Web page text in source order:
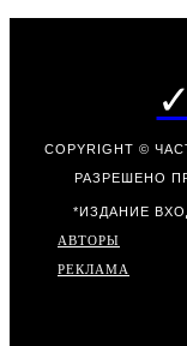
COPYRIGHT ©
РАЗРЕШЕНО
*ИЗДАНИЕ
АВТОРЫ
РЕКЛАМА